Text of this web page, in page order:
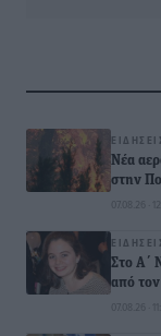
Νέα
στην
07.08.26 ·
Στο Α΄
από
07.08.26 ·